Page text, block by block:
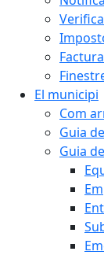
El municipi
Com
Guia
Guia